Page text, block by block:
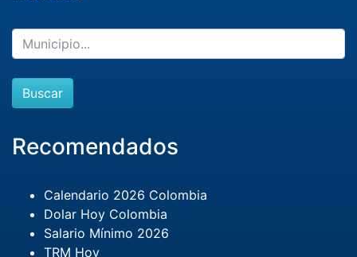
Buscar
Recomendados
Calendario 2026 Colombia
Dolar Hoy Colombia
Salario Mínimo 2026
TRM Hoy